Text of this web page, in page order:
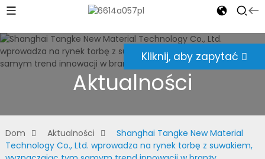
Kliknij, aby zapytać
Aktualności
Dom Aktualności
Shanghai Tangke New Material
Technology Co., Ltd. wprowadza na rynek torbę z suwakiem,